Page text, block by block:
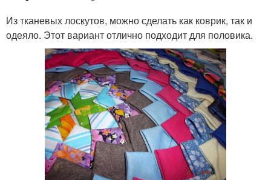
Из тканевых лоскутов, можно сделать как коврик, так и
одеяло. Этот вариант отлично подходит для половика.